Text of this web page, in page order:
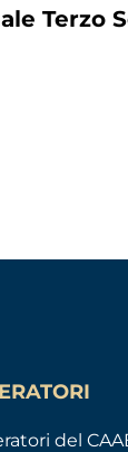
Terzo
del